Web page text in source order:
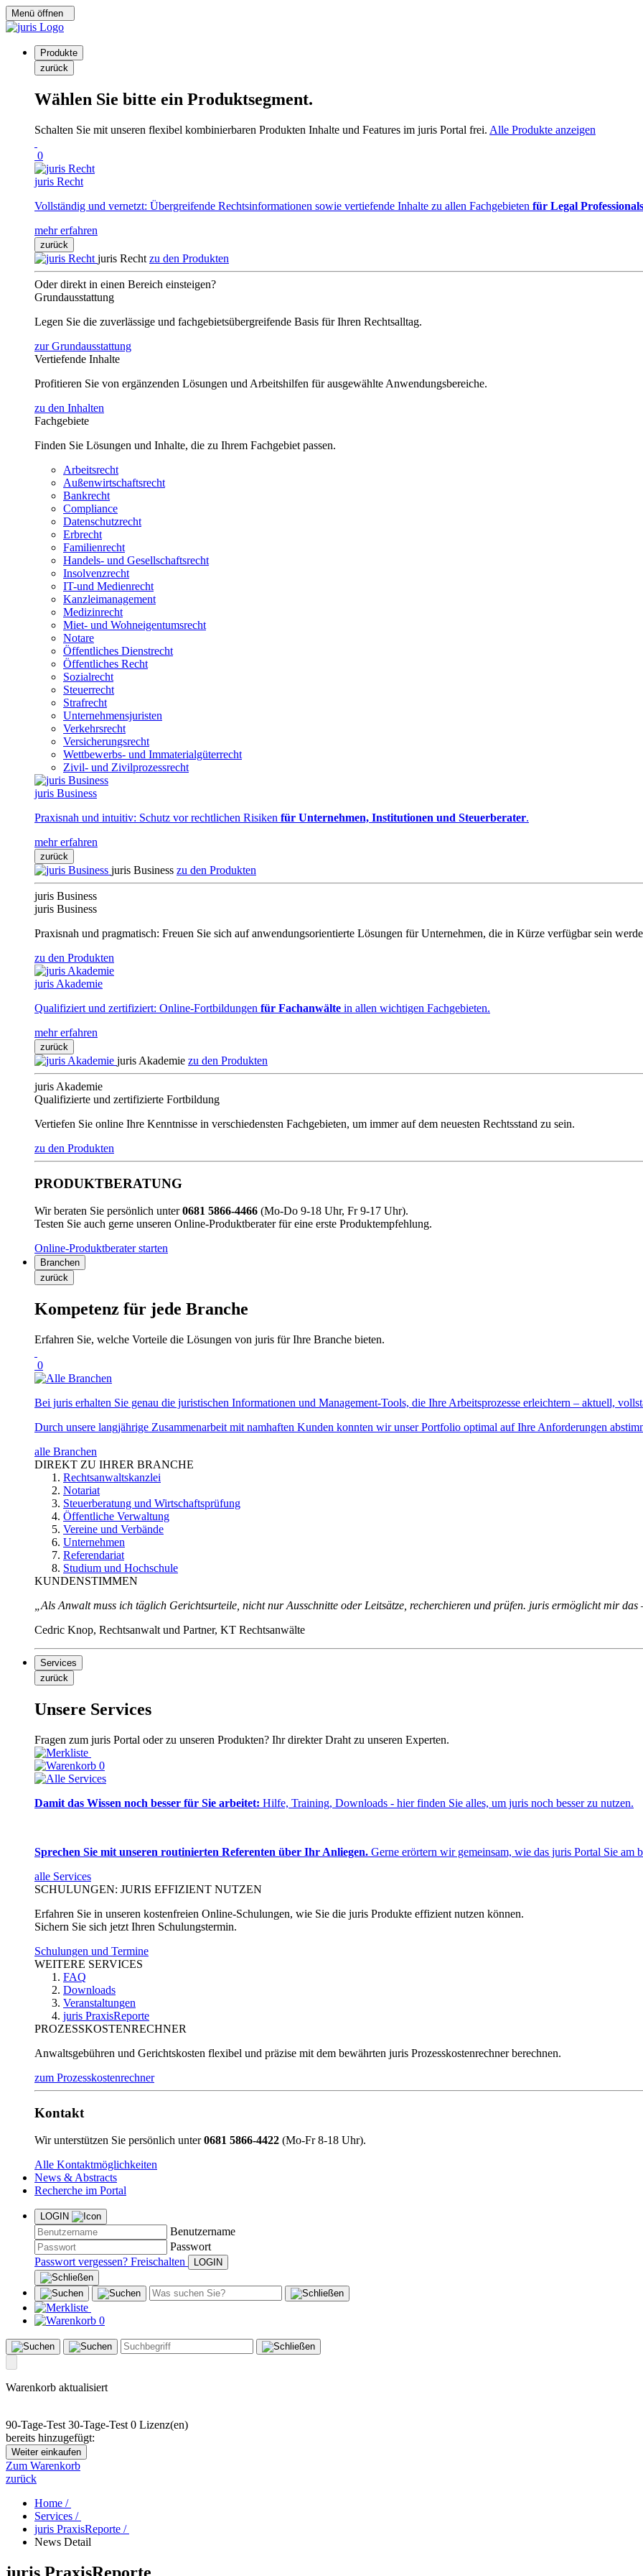
Menü öffnen
Produkte
zurück
Wählen Sie bitte ein Produktsegment.
Schalten Sie mit unseren flexibel kombinierbaren Produkten Inhalte und Features im juris Portal frei. Alle Produkte anzeigen
0
juris Recht
Vollständig und vernetzt: Übergreifende Rechtsinformationen sowie vertiefende Inhalte zu allen Fachgebieten für Legal Professionals
mehr erfahren
zurück
juris Recht zu den Produkten
Oder direkt in einen Bereich einsteigen?
Grundausstattung
Legen Sie die zuverlässige und fachgebietsübergreifende Basis für Ihren Rechtsalltag.
zur Grundausstattung
Vertiefende Inhalte
Profitieren Sie von ergänzenden Lösungen und Arbeitshilfen für ausgewählte Anwendungsbereiche.
zu den Inhalten
Fachgebiete
Finden Sie Lösungen und Inhalte, die zu Ihrem Fachgebiet passen.
Arbeitsrecht
Außenwirtschaftsrecht
Bankrecht
Compliance
Datenschutzrecht
Erbrecht
Familienrecht
Handels- und Gesellschaftsrecht
Insolvenzrecht
IT-und Medienrecht
Kanzleimanagement
Medizinrecht
Miet- und Wohneigentumsrecht
Notare
Öffentliches Dienstrecht
Öffentliches Recht
Sozialrecht
Steuerrecht
Strafrecht
Unternehmensjuristen
Verkehrsrecht
Versicherungsrecht
Wettbewerbs- und Immaterialgüterrecht
Zivil- und Zivilprozessrecht
juris Business
Praxisnah und intuitiv: Schutz vor rechtlichen Risiken für Unternehmen, Institutionen und Steuerberater.
mehr erfahren
zurück
juris Business zu den Produkten
juris Business
juris Business
Praxisnah und pragmatisch: Freuen Sie sich auf anwendungsorientierte Lösungen für Unternehmen, die in Kürze verfügbar sein
zu den Produkten
juris Akademie
Qualifiziert und zertifiziert: Online-Fortbildungen für Fachanwälte in allen wichtigen Fachgebieten.
mehr erfahren
zurück
juris Akademie zu den Produkten
juris Akademie
Qualifizierte und zertifizierte Fortbildung
Vertiefen Sie online Ihre Kenntnisse in verschiedensten Fachgebieten, um immer auf dem neuesten Rechtsstand zu sein.
zu den Produkten
PRODUKTBERATUNG
Wir beraten Sie persönlich unter0681 5866-4466 (Mo-Do 9-18 Uhr, Fr 9-17 Uhr).
Testen Sie auch gerne unseren Online-Produktberater für eine erste Produktempfehlung.
Online-Produktberater starten
Branchen
zurück
Kompetenz für jede Branche
Erfahren Sie, welche Vorteile die Lösungen von juris für Ihre Branche bieten.
0
Bei juris erhalten Sie genau die juristischen Informationen und Management-Tools, die Ihre Arbeitsprozesse erleichtern – aktuell,
Durch unsere langjährige Zusammenarbeit mit namhaften Kunden konnten wir unser Portfolio optimal auf Ihre Anforderungen
alle Branchen
DIREKT ZU IHRER BRANCHE
Rechtsanwaltskanzlei
Notariat
Steuerberatung und Wirtschaftsprüfung
Öffentliche Verwaltung
Vereine und Verbände
Unternehmen
Referendariat
Studium und Hochschule
KUNDENSTIMMEN
„Als Anwalt muss ich täglich Gerichtsurteile, nicht nur Ausschnitte oder Leitsätze, recherchieren und prüfen. juris ermöglicht mir
Cedric Knop, Rechtsanwalt und Partner, KT Rechtsanwälte
Services
zurück
Unsere Services
Fragen zum juris Portal oder zu unseren Produkten? Ihr direkter Draht zu unseren Experten.
0
Damit das Wissen noch besser für Sie arbeitet: Hilfe, Training, Downloads - hier finden Sie alles, um juris noch besser zu nutzen.
Sprechen Sie mit unseren routinierten Referenten über Ihr Anliegen. Gerne erörtern wir gemeinsam, wie das juris Portal Sie am
alle Services
SCHULUNGEN: JURIS EFFIZIENT NUTZEN
Erfahren Sie in unseren kostenfreien Online-Schulungen, wie Sie die juris Produkte effizient nutzen können.
Sichern Sie sich jetzt Ihren Schulungstermin.
Schulungen und Termine
WEITERE SERVICES
FAQ
Downloads
Veranstaltungen
juris PraxisReporte
PROZESSKOSTENRECHNER
Anwaltsgebühren und Gerichtskosten flexibel und präzise mit dem bewährten juris Prozesskostenrechner berechnen.
zum Prozesskostenrechner
Kontakt
Wir unterstützen Sie persönlich unter0681 5866-4422 (Mo-Fr 8-18 Uhr).
Alle Kontaktmöglichkeiten
News & Abstracts
Recherche im Portal
LOGIN
Benutzername
Passwort
Passwort vergessen? Freischalten
0
Warenkorb aktualisiert
90-Tage-Test 30-Tage-Test 0 Lizenz(en)
bereits hinzugefügt:
Weiter einkaufen
Zum Warenkorb
zurück
Home /
Services /
juris PraxisReporte /
News Detail